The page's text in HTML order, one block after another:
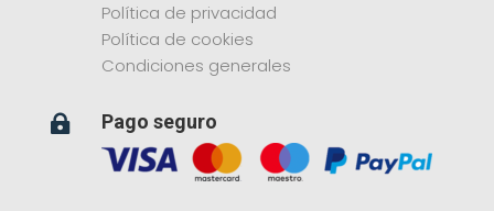
Política de privacidad
Política de cookies
Condiciones generales
 Pago seguro